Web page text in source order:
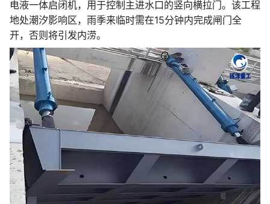
电液一体启闭机，用于控制主进水口的竖向横拉门。该工程
地处潮汐影响区，雨季来临时需在15分钟内完成闸门全
开，否则将引发内涝。